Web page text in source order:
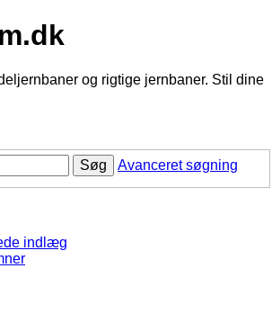
og rigtige jernbaner. Stil dine
Søg Avanceret søgning
indlæg